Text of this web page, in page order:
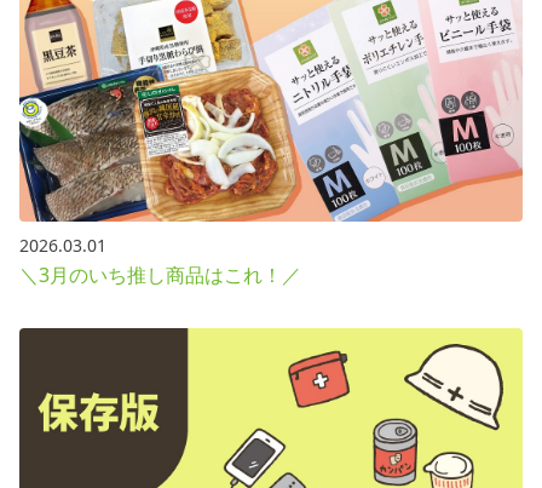
2026.03.01
＼3月のいち推し商品はこれ！／